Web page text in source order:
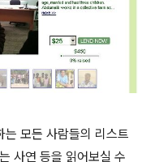
는 모든 사람들의 리스트
사연 등을 읽어보실 수